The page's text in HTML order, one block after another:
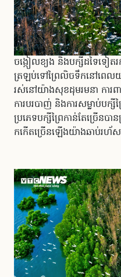
ចង្កៀលខ្យង និងបក្សីដទៃទៀ
ត្រឡប់ទៅព្រៃលិចទឹកនៅពេល
រស់នៅយ៉ាងសុខដុមរមនា ការ
ការបរបាញ់ និងការសម្លាប់បក្សី
ប្រភេទបក្សីព្រៃកាន់តែច្រើន
កកើតច្រើនឡើងយ៉ាងឆាប់រហ័